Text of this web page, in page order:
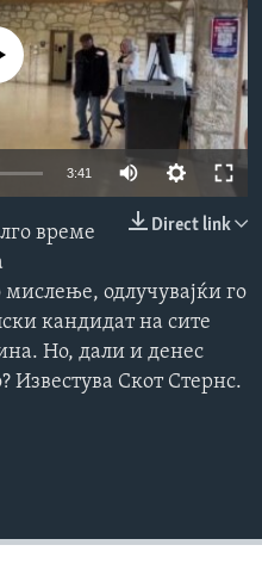
currently available
3:41
Direct link
време
одлучувајќи го
кандидат на сите
Но, дали и денес
Известува Скот Стернс.